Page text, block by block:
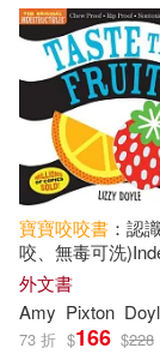
寶寶咬咬書 ：認
咬、無毒可洗
High Color High
Taste the Fruit!:
Rip Proof -
外文書
Amy Pixton
73 折 $166 $228